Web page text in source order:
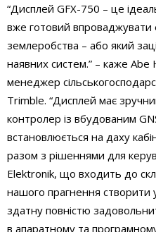
“Дисплей GFX-750 – це
вже готовий впроваджувати
землеробства – або який
наявних систем.” – каже
менеджер
Trimble. “Дисплей має
контролер із вбудованим
встановлюється на даху
разом з рішеннями для
Elektronik, що входить до
нашого прагнення створити
здатну повністю
в апаратному та